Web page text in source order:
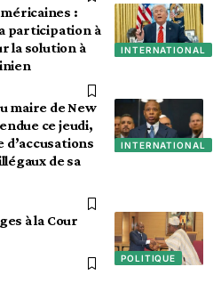
INTERNATIONAL
:
participation à
la solution à
INTERNATIONAL
maire de New
ce jeudi,
de sa
POLITIQUE
à la Cour